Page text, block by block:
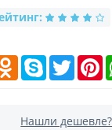
Odnoklassniki
Skype Twitter
Нашли дешевле?